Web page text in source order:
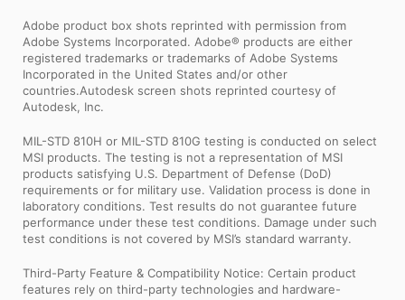
Adobe product box shots reprinted with permission from
Adobe Systems Incorporated. Adobe® products are either
registered trademarks or trademarks of Adobe Systems
Incorporated in the United States and/or other
countries.Autodesk screen shots reprinted courtesy of
Autodesk, Inc.
MIL-STD 810H or MIL-STD 810G testing is conducted on select
MSI products. The testing is not a representation of MSI
products satisfying U.S. Department of Defense (DoD)
requirements or for military use. Validation process is done in
laboratory conditions. Test results do not guarantee future
performance under these test conditions. Damage under such
test conditions is not covered by MSI’s standard warranty.
Third-Party Feature & Compatibility Notice: Certain product
features rely on third-party technologies and hardware-